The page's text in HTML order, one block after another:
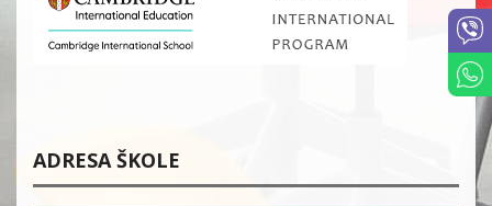
ADRESA ŠKOLE